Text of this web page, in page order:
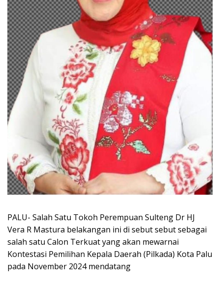
PALU- Salah Satu Tokoh Perempuan Sulteng Dr HJ
Vera R Mastura belakangan ini di sebut sebut sebagai
salah satu Calon Terkuat yang akan mewarnai
Kontestasi Pemilihan Kepala Daerah (Pilkada) Kota Palu
pada November 2024 mendatang